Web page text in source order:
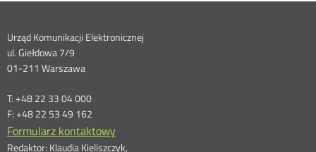
Dane
kontaktowe
Urząd Komunikacji Elektronicznej
ul. Giełdowa 7/9
01-211 Warszawa
T: +48 22 33 04 000
F: +48 22 53 49 162
Formularz kontaktowy
Redaktor: Klaudia Kieliszczyk,